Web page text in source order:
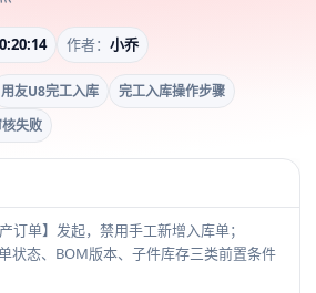
作者： 小乔
用友U8完工入库
完工入库操作步骤
失败
订单】发起，禁用手工新增入库单；
状态、BOM版本、子件库存三类前置条件